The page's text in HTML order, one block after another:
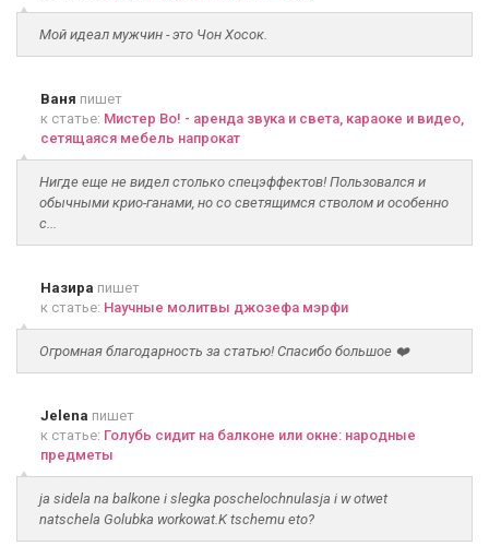
Мой идеал мужчин - это Чон Хосок.
Ваня пишет
к статье: Мистер Во! - аренда звука и света, караоке и видео,
сетящаяся мебель напрокат
Нигде еще не видел столько спецэффектов! Пользовался и
обычными крио-ганами, но со светящимся стволом и особенно
с...
Назира пишет
к статье: Научные молитвы джозефа мэрфи
Огромная благодарность за статью! Спасибо большое ❤️
Jelena пишет
к статье: Голубь сидит на балконе или окне: народные
предметы
ja sidela na balkone i slegka poschelochnulasja i w otwet
natschela Golubka workowat.K tschemu eto?